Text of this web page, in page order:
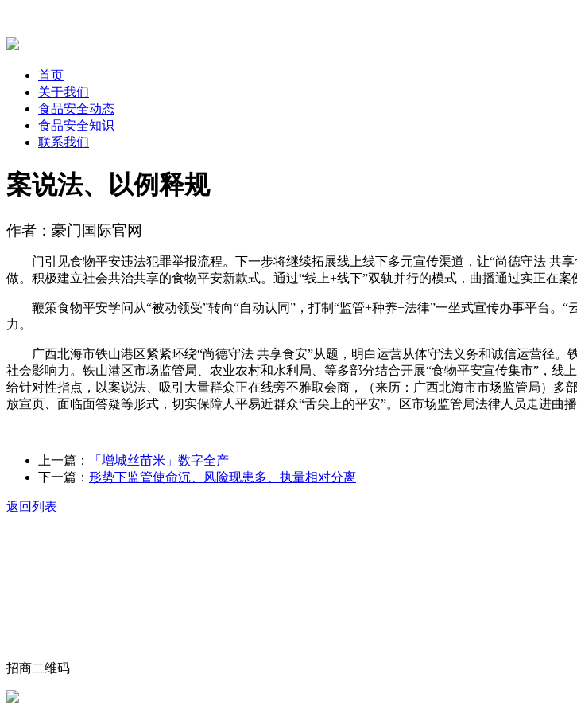
首页
关于我们
食品安全动态
食品安全知识
联系我们
案说法、以例释规
作者：豪门国际官网
门引见食物平安违法犯罪举报流程。下一步将继续拓展线上线下多元宣传渠道，让“尚德守法 共
做。积极建立社会共治共享的食物平安新款式。通过“线上+线下”双轨并行的模式，曲播通过实正在案
鞭策食物平安学问从“被动领受”转向“自动认同”，打制“监管+种养+法律”一坐式宣传办事平台。
力。
广西北海市铁山港区紧紧环绕“尚德守法 共享食安”从题，明白运营从体守法义务和诚信运营径。
社会影响力。铁山港区市场监管局、农业农村和水利局、等多部分结合开展“食物平安宣传集市”，
给针对性指点，以案说法、吸引大量群众正在线旁不雅取会商，（来历：广西北海市市场监管局）
放宣页、面临面答疑等形式，切实保障人平易近群众“舌尖上的平安”。区市场监管局法律人员走进曲
上一篇：
「增城丝苗米」数字全产
下一篇： 形势下监管使命沉、风险现患多、执量相对分离
返回列表
招商二维码